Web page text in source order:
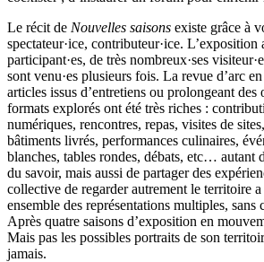
Le récit de Nouvelles saisons existe grâce à
spectateur·ice, contributeur·ice.
participant·es, de très nombreux·ses
sont venu·es plusieurs fois. La revue d’arc
articles issus d’entretiens ou prolongeant
formats explorés ont été très riches :
numériques, rencontres, repas, visites de
bâtiments livrés, performances culinaires,
blanches, tables rondes, débats, etc… autant
du savoir, mais aussi de partager des
collective de regarder autrement le territoire
ensemble des représentations multiples, sans
Après quatre saisons d’exposition en
Mais pas les possibles portraits de son
jamais.